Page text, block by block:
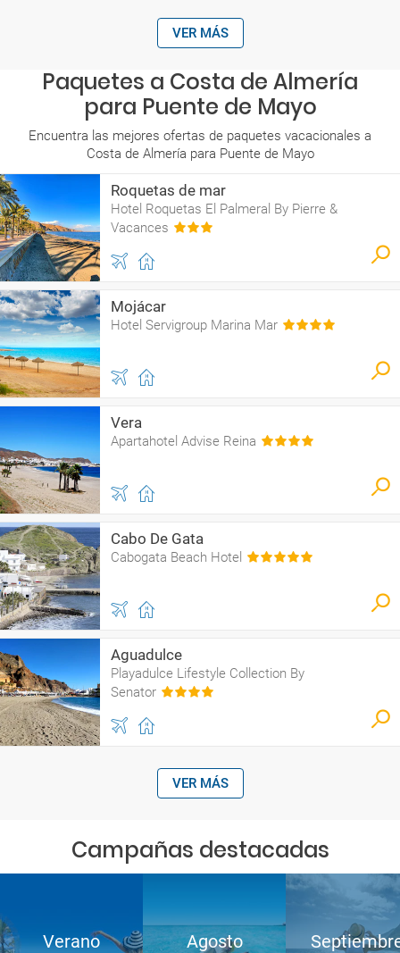
VER MÁS
Paquetes a Costa de Almería
para Puente de Mayo
Encuentra las mejores ofertas de paquetes vacacionales a
Costa de Almería para Puente de Mayo
Roquetas de mar
Hotel Roquetas El Palmeral By Pierre &
Vacances
Mojácar
Hotel Servigroup Marina Mar
Vera
Apartahotel Advise Reina
Cabo De Gata
Cabogata Beach Hotel
Aguadulce
Playadulce Lifestyle Collection By
Senator
VER MÁS
Campañas destacadas
Verano Agosto